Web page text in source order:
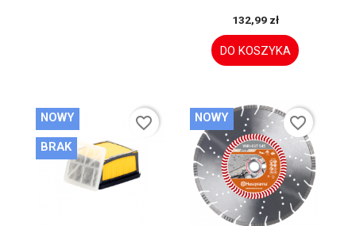
132,99 zł
DO KOSZYKA
NOWY
BRAK
favorite_border NOWY favorite_border